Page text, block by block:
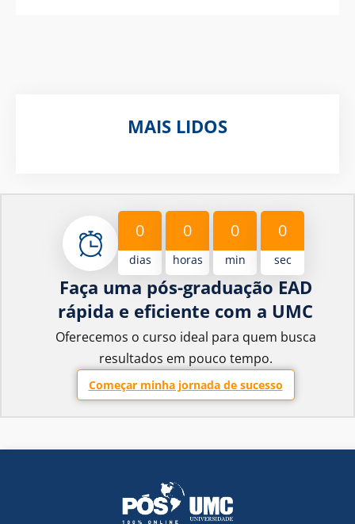
MAIS LIDOS
0
dias
0
horas
0
min
0
sec
Faça uma pós-graduação EAD
rápida e eficiente com a UMC
Oferecemos o curso ideal para quem busca
resultados em pouco tempo.
Começar minha jornada de sucesso